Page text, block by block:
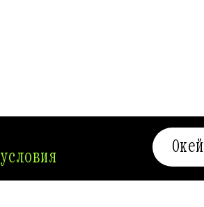
условия Окей